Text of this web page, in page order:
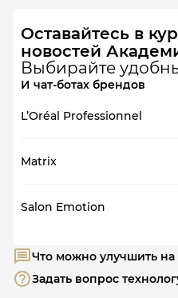
Оставайтесь в
новостей
Выбирайте
И чат-ботах брендов
L’Oréal Professionnel
Matrix
Salon Emotion
Что можно улучшить на
Задать вопрос